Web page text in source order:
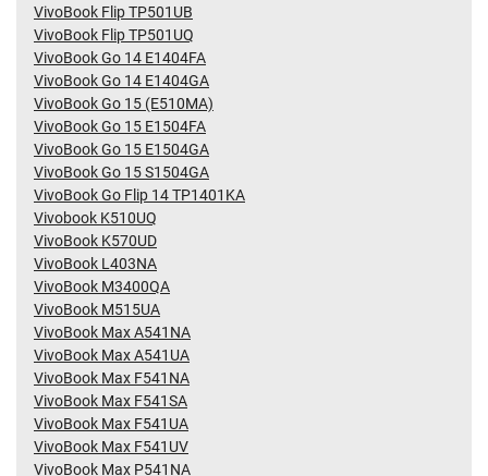
VivoBook Flip TP501UB
VivoBook Flip TP501UQ
VivoBook Go 14 E1404FA
VivoBook Go 14 E1404GA
VivoBook Go 15 (E510MA)
VivoBook Go 15 E1504FA
VivoBook Go 15 E1504GA
VivoBook Go 15 S1504GA
VivoBook Go Flip 14 TP1401KA
Vivobook K510UQ
VivoBook K570UD
VivoBook L403NA
VivoBook M3400QA
VivoBook M515UA
VivoBook Max A541NA
VivoBook Max A541UA
VivoBook Max F541NA
VivoBook Max F541SA
VivoBook Max F541UA
VivoBook Max F541UV
VivoBook Max P541NA